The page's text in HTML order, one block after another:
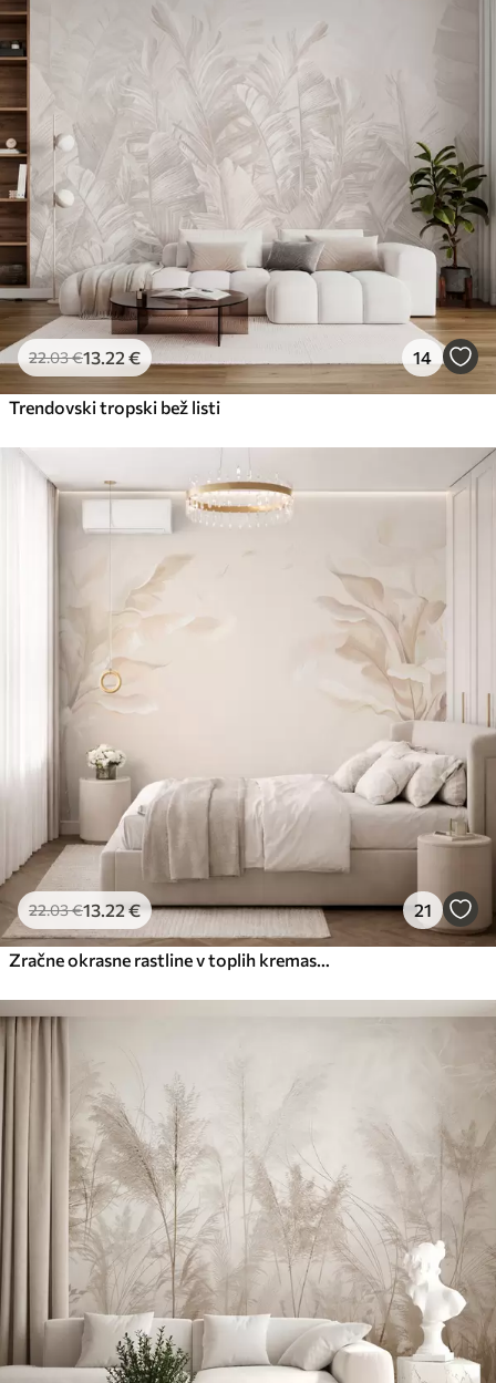
Premium vinil
.00 39 €/m²
Peel and Stick
81 .67 49 .00€ /m²
22.03€13 .22 € 14
Trendovski tropski bež listi
22.03€13 .22€ 21